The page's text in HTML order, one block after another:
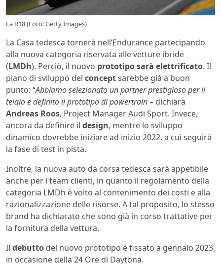
La R18 (Foto: Getty Images)
La Casa tedesca tornerà nell’Endurance partecipando
alla nuova categoria riservata alle vetture ibride
(LMDh). Perciò, il nuovo prototipo sarà elettrificato. Il
piano di sviluppo del conceptsarebbe già a buon
punto: “Abbiamo selezionato un partner prestigioso per il
telaio e definito il prototipo di powertrain– dichiara
Andreas Roos, Project Manager Audi Sport. Invece,
ancora da definire il design, mentre lo sviluppo
dinamico dovrebbe iniziare ad inizio 2022, a cui seguirà
la fase di test in pista.
Inoltre, la nuova auto da corsa tedesca sarà appetibile
anche per i team clienti, in quanto il regolamento della
categoria LMDh è volto al contenimento dei costi e alla
razionalizzazione delle risorse. A tal proposito, lo stesso
brand ha dichiarato che sono già in corso trattative per
la fornitura della vettura.
Il debutto del nuovo prototipo è fissato a gennaio 2023,
in occasione della 24 Ore di Daytona.